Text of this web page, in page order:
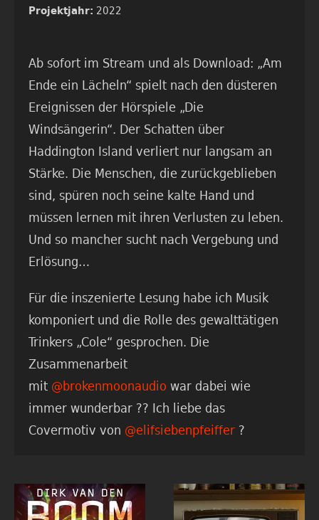
Projektjahr: 2022
Ab sofort im Stream und als Download: „Am
Ende ein Lächeln“ spielt nach den düsteren
Ereignissen der Hörspiele „Die
Windsängerin“. Der Schatten über
Haddington Island verliert nur langsam an
Stärke. Die Menschen, die zurückgeblieben
sind, spüren noch seine kalte Hand und
müssen lernen mit ihren Verlusten zu leben.
Und so mancher sucht nach Vergebung und
Erlösung…
Für die inszenierte Lesung habe ich Musik
komponiert und die Rolle des gewalttätigen
Trinkers „Cole“ gesprochen. Die
Zusammenarbeit
mit@brokenmoonaudiowar dabei wie
immer wunderbar ?? Ich liebe das
Covermotiv von @elifsiebenpfeiffer?